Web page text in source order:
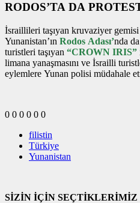
RODOS’TA DA
İsraillileri taşıyan kruvaziyer gemisi
Yunanistan’ın Rodos Adası’nda
turistleri taşıyan “CROWN IRIS”
limana yanaşmasını ve İsrailli
eylemlere Yunan polisi müdahale
0 0 0 0 0 0
filistin
Türkiye
Yunanistan
SİZİN İÇİN SEÇTİKLERİMİZ